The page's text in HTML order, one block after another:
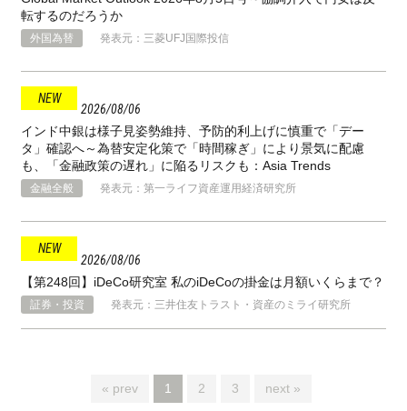
転するのだろうか
外国為替 発表元：三菱UFJ国際投信
2026 08 06
インド中銀は様子見姿勢維持、予防的利上げに慎重で「デー
タ」確認へ～為替安定化策で「時間稼ぎ」により景気に配慮
も、「金融政策の遅れ」に陥るリスクも：Asia Trends
金融全般 発表元：第一ライフ資産運用経済研究所
2026 08 06
【第248回】iDeCo研究室 私のiDeCoの掛金は月額いくらまで？
証券・投資 発表元：三井住友トラスト・資産のミライ研究所
« prev 1 2 3 next »